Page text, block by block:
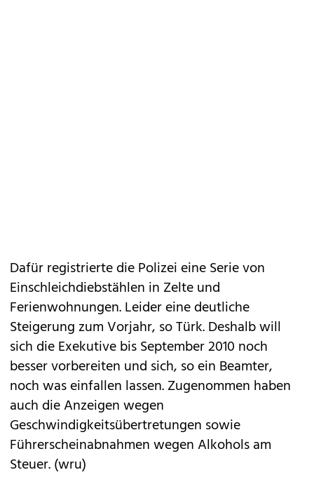
Dafür registriertedie Polizei eine Serie von
Einschleichdiebstählen in Zelte und
Ferienwohnungen. Leider eine deutliche
Steigerung zum Vorjahr, so Türk. Deshalb will
sich die Exekutive bis September 2010 noch
besser vorbereiten und sich, so ein Beamter,
noch was einfallen lassen.Zugenommen haben
auch die Anzeigen wegen
Geschwindigkeitsübertretungen sowie
Führerscheinabnahmen wegen Alkohols am
Steuer. (wru)